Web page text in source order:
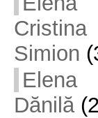
Cristina
Simion
Elena
Dănilă